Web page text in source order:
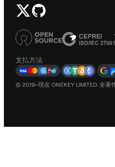
支払方法
© 2019–現在 ONEKEY LIMITED. 全著